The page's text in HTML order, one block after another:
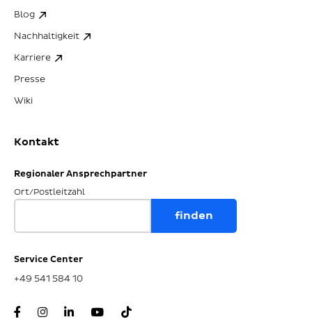
Blog
Nachhaltigkeit
Karriere
Presse
Wiki
Kontakt
Regionaler Ansprechpartner
Ort/Postleitzahl
Service Center
+49 541 584 10